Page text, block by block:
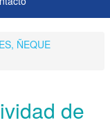
ÑEQUE
de